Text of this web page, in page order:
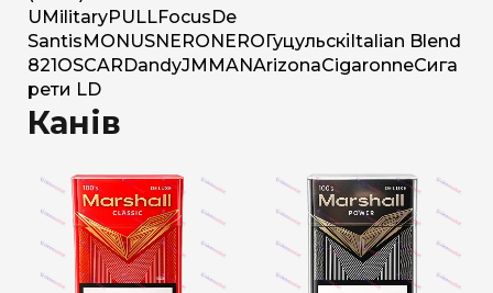
U MilitaryPULLFocus De
Santis MONUSNERO NERO Гуцульскі Italian Blend
821 OSCAR DandyJM MANArizonaCigaronneСига
рети LD
Канів